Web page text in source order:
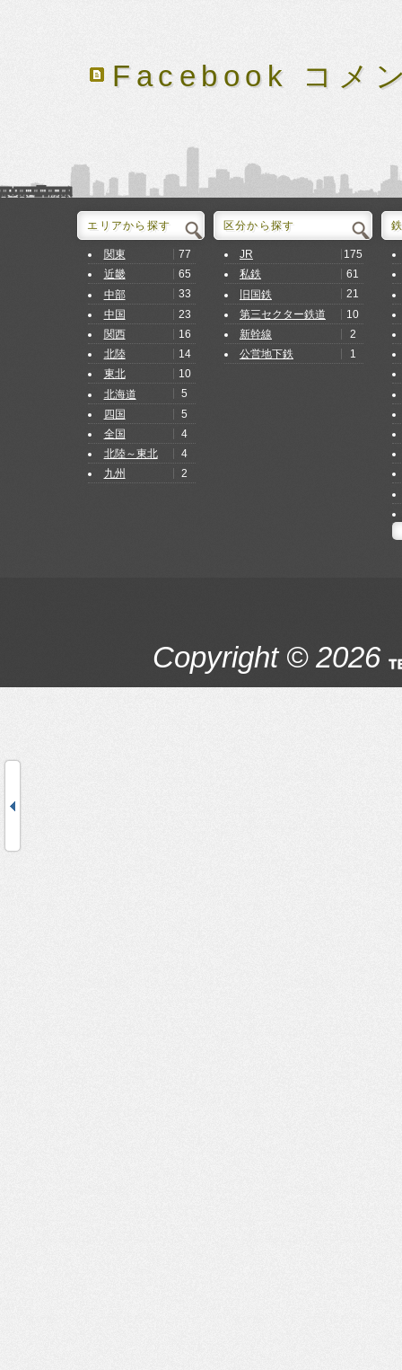
Facebook コメ
エリアから探す
関東
77
近畿
65
中部
33
中国
23
関西
16
北陸
14
東北
10
北海道
5
四国
5
全国
4
北陸～東北
4
九州
2
区分から探す
JR
175
私鉄
61
旧国鉄
21
第三セクター鉄道
10
新幹線
2
公営地下鉄
1
Copyright © 2026